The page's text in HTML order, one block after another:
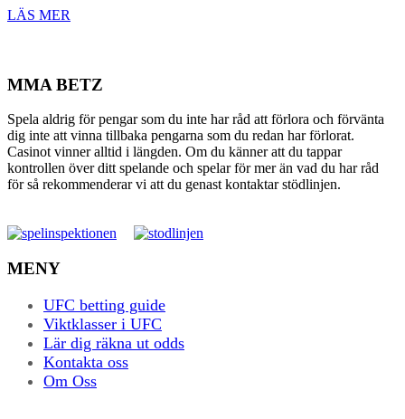
LÄS MER
MMA BETZ
Spela aldrig för pengar som du inte har råd att förlora och förvänta
dig inte att vinna tillbaka pengarna som du redan har förlorat.
Casinot vinner alltid i längden. Om du känner att du tappar
kontrollen över ditt spelande och spelar för mer än vad du har råd
för så rekommenderar vi att du genast kontaktar stödlinjen.
MENY
UFC betting guide
Viktklasser i UFC
Lär dig räkna ut odds
Kontakta oss
Om Oss